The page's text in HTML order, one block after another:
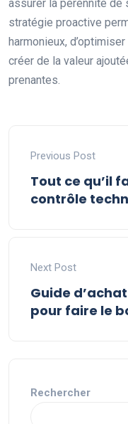
assurer la pérennité
stratégie proactive
harmonieux,
créer de la valeur
prenantes.
Previous Post
Tout ce qu’il
contrôle
Next Post
Guide
pour faire le
Rechercher